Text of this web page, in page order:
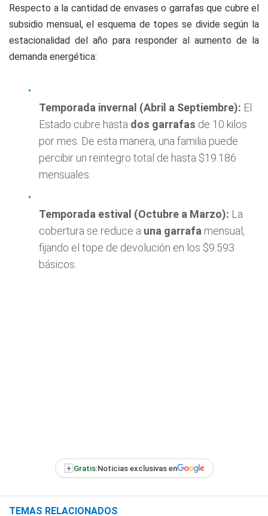
Respecto a la cantidad de envases o garrafas que cubre el
subsidio mensual, el esquema de topes se divide según la
estacionalidad del año para responder al aumento de la
demanda energética:
Temporada invernal (Abril a Septiembre): El
Estado cubre hasta dos garrafas de 10 kilos
por mes. De esta manera, una familia puede
percibir un reintegro total de hasta $19.186
mensuales.
Temporada estival (Octubre a Marzo): La
cobertura se reduce a una garrafa mensual,
fijando el tope de devolución en los $9.593
básicos.
+ Gratis:Noticias exclusivas en
TEMAS RELACIONADOS